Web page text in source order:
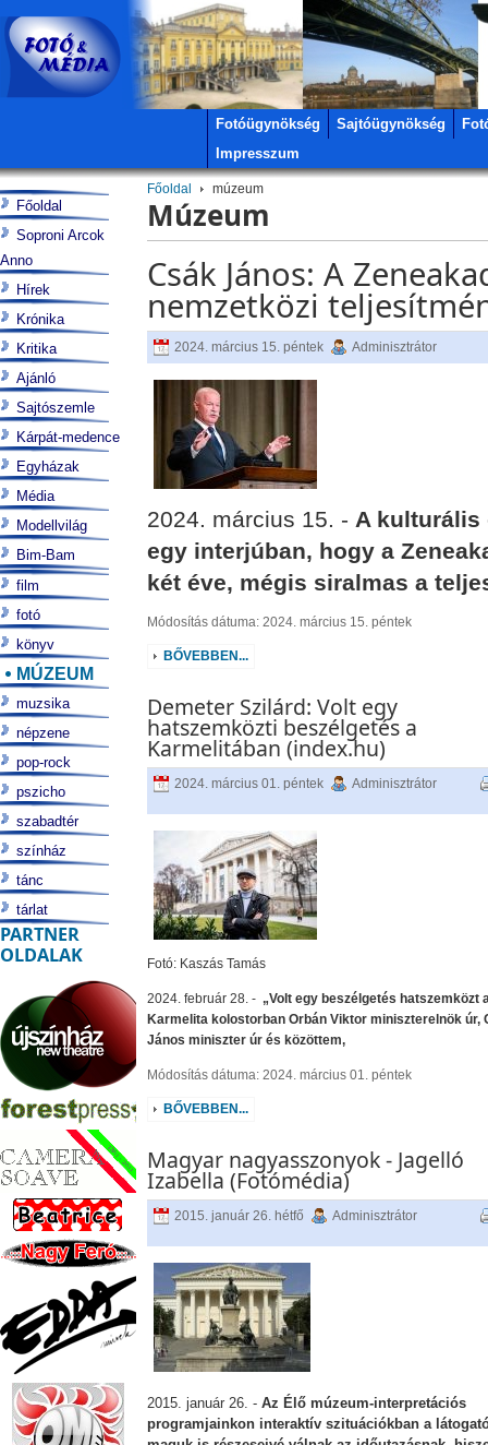
Fotóügynökség Sajtóügynökség
Impresszum
Főoldal múzeum
Múzeum
Csák János: A
nemzetközi
2024. március 15. péntek Adminisztrátor
2024. március 15. - A kulturális
egy interjúban, hogy a
két éve, mégis siralmas a
Módosítás dátuma: 2024. március 15. péntek
BŐVEBBEN...
Demeter Szilárd: Volt egy
hatszemközti beszélgetés a
Karmelitában (index.hu)
2024. március 01. péntek Adminisztrátor
Fotó: Kaszás Tamás
2024. február 28. - „Volt egy beszélgetés hatszemközt
Karmelita kolostorban Orbán Viktor miniszterelnök úr,
János miniszter úr és közöttem,
Módosítás dátuma: 2024. március 01. péntek
BŐVEBBEN...
Magyar nagyasszonyok - Jagelló
Izabella (Fotómédia)
2015. január 26. hétfő Adminisztrátor
2015. január 26. - Az Élő múzeum-interpretációs
programjainkon interaktív szituációkban a
Főoldal
Soproni Arcok
Anno
Hírek
Krónika
Kritika
Ajánló
Sajtószemle
Kárpát-medence
Egyházak
Média
Modellvilág
Bim-Bam
film
fotó
könyv
MÚZEUM
muzsika
népzene
pop-rock
pszicho
szabadtér
színház
tánc
tárlat
PARTNER
OLDALAK